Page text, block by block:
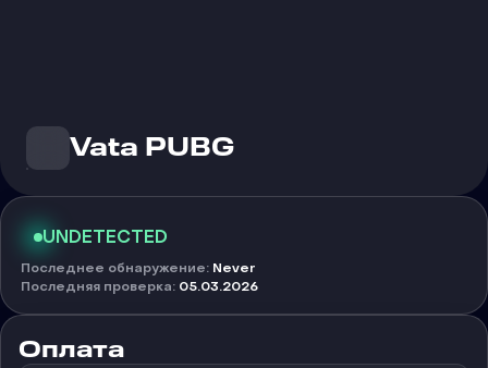
Vata PUBG
UNDETECTED
Последнее обнаружение: Never
Последняя проверка: 05.03.2026
Оплата